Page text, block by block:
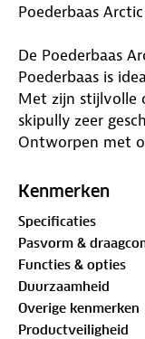
Poederbaas
De Poederbaas
Poederbaas is
Met zijn stijlvolle
skipully zeer
Ontworpen met
balans tussen
Apricot geschikt
De Poederbaas
ideaal voor
omstandigheden
Kenmerken
Specificaties
Pasvorm &
Functies & opties
Duurzaamheid
Overige kenmerken
Productveiligheid